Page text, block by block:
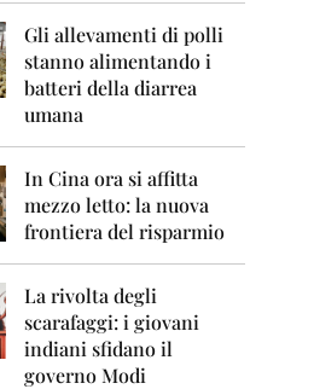
Gli allevamenti di polli
stanno alimentando i
batteri della diarrea
umana
In Cina ora si affitta
mezzo letto: la nuova
frontiera del risparmio
La rivolta degli
scarafaggi: i giovani
indiani sfidano il
governo Modi